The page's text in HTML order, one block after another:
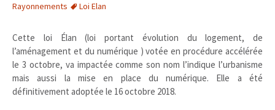
Rayonnements
Loi Elan
Cette loi Élan (loi portant évolution du logement, de
l’aménagement et du numérique ) votée en procédure accélérée
le 3 octobre, va impactée comme son nom l’indique l’urbanisme
mais aussi la mise en place du numérique. Elle a été
définitivement adoptée le 16 octobre 2018.